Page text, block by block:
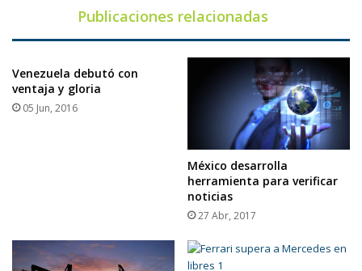
Publicaciones relacionadas
Venezuela debutó con
ventaja y gloria
05 Jun, 2016
México desarrolla
herramienta para verificar
noticias
27 Abr, 2017